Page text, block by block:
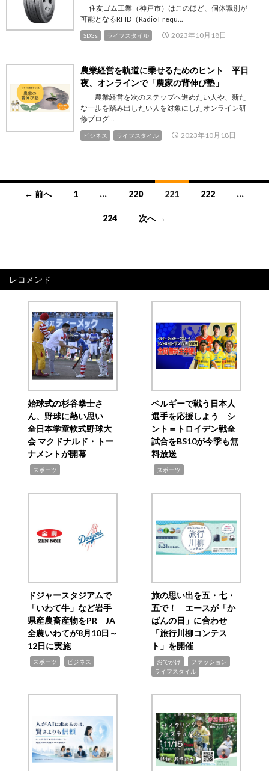
住友ゴム工業（神戸市）はこのほど、個体識別が
可能となるRFID（Radio Frequ...
SDGs ライフスタイル 2023年10月18日
農業経営を軌道に乗せるためのヒント 平日
夜、オンラインで「農家の背伸び塾」
農業経営を次のステップへ進めたい人や、新た
な一歩を踏み出したい人を対象にしたオンライン研
修プログ...
ビジネス ライフスタイル 2023年10月18日
ゲ
← 前へ 1 … 220 221 222 …
224 次へ →
レコメンド
始球式の杉谷拳士さ
ん、野球に熱い思い
全日本学童軟式野球大
会 マクドナルド・トー
ナメントが開幕
スポーツ
ベルギーで戦う日本人
選手を応援しよう シ
ント＝トロイデン戦全
試合をBS10が今季も無
料放送
スポーツ
ドジャースタジアムで
「いわて牛」など岩手
県産農畜産物をPR JA
全農いわてが8月10日～
12日に実施
スポーツ ビジネス
旅の思い出を五・七・
五で！ エースが「か
ばんの日」に合わせ
「旅行川柳コンテス
ト」を開催
おでかけ ファッション
ライフスタイル